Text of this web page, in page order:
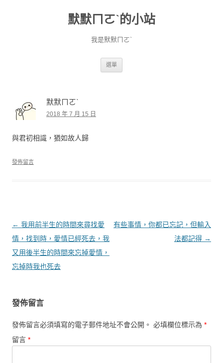
默默ㄇㄛˋ的小站
我是默默ㄇㄛˋ
選單
默默ㄇㄛˋ
2018 年 7 月 15 日
與君初相識，猶如故人歸
發佈留言
文章導覽
← 我用前半生的時間來尋找愛
情，找到時，愛情已經死去，我
又用後半生的時間來忘掉愛情，
忘掉時我也死去
有些事情，你都已忘記，但輸入
法都記得 →
發佈留言
發佈留言必須填寫的電子郵件地址不會公開。 必填欄位標示為 *
留言 *